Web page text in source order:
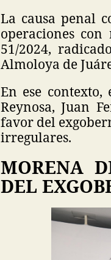
La causa penal
operaciones
51/2024,
Almoloya de
En ese
Reynosa, Juan
favor del
irregulares.
MORENA
DEL